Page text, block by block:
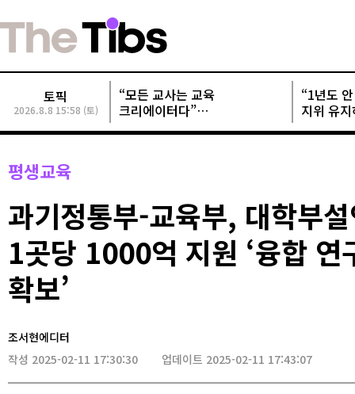
토픽
2026.8.8 15:58 (토)
“모든 교사는 교육
크리에이터다”
“1년도
지위 유
평생교육
과기정통부-교육부, 대학부
1곳당 1000억 지원 ‘융합 연
확보’
조서현에디터
작성 2025-02-11 17:30:30
업데이트 2025-02-11 17:43:07